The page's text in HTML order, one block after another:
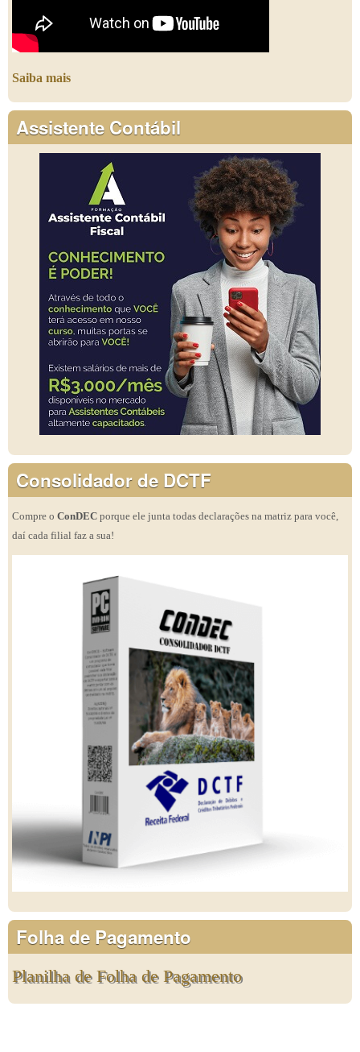
Saiba mais
Assistente Contábil
Consolidador de DCTF
Compre o ConDEC porque ele junta todas declarações na matriz para você,
daí cada filial faz a sua!
Folha de Pagamento
Planilha de Folha de Pagamento